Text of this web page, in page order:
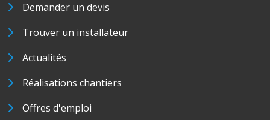
Demander un devis
Trouver un installateur
Actualités
Réalisations chantiers
Offres d'emploi